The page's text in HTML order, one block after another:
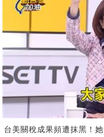
台美關稅成果頻遭抹黑！